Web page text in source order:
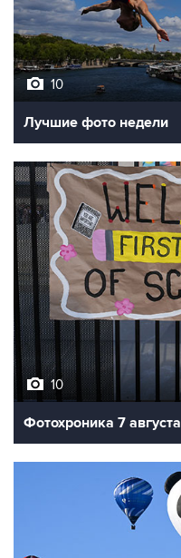
10
Лучшие фото недели
10
Фотохроника 7 августа